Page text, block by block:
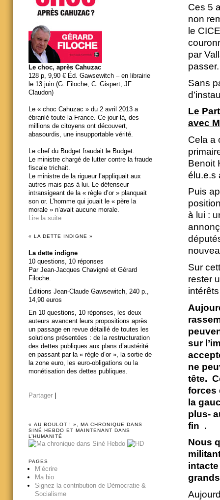
Ces 5
non
le
par
passer.
Sans
Le
avec
Cela a
Benoit
élu.e.s
Puis
à lui :
Sur
rester
sur
ne
tête.
forces
la
plus-
fin .
Nous
Le choc, après Cahuzac
128 p, 9,90 € Éd. Gawsewitch – en librairie
le 13 juin (G. Filoche, C. Gispert, JF
Claudon)
Le « choc Cahuzac » du 2 avril 2013 a
ébranlé toute la France. Ce jour-là, des
millions de citoyens ont découvert,
abasourdis, une insupportable vérité.
Le chef du Budget fraudait le Budget.
Le ministre chargé de lutter contre la fraude
fiscale trichait.
Le ministre de la rigueur l’appliquait aux
autres mais pas à lui. Le défenseur
intransigeant de la « règle d’or » planquait
son or. L’homme qui jouait le « père la
morale » n’avait aucune morale.
Lire la suite
« LA DETTE INDIGNE »
La dette indigne
10 questions, 10 réponses
Par Jean-Jacques Chavigné et Gérard
Filoche.
Éditions Jean-Claude Gawsewitch, 240 p.,
14,90 euros
En 10 questions, 10 réponses, les deux
auteurs avancent leurs propositions après
un passage en revue détaillé de toutes les
solutions présentées : de la restructuration
des dettes publiques aux plans d’austérité
en passant par la « règle d’or », la sortie de
la zone euro, les euro-obligations ou la
monétisation des dettes publiques.
Partager
« AU BOULOT ! », MA CHRONIQUE DANS
SINÉ HEBDO ET MAINTENANT DANS
L’HUMANITÉ
PAGES
M’écrire
Ma bio
Signez la contribution de Démocratie &
Socialisme